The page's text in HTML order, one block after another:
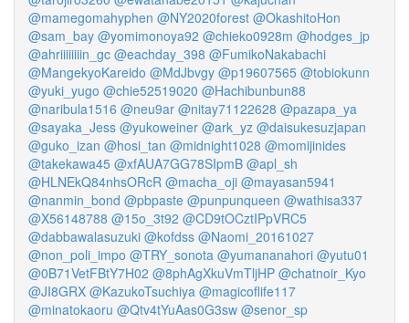
@mamegomahyphen @NY2020forest @OkashitoHon
@sam_bay @yomimonoya92 @chieko0928m @hodges_jp
@ahriiiiiiiin_gc @eachday_398 @FumikoNakabachi
@MangekyoKareido @MdJbvgy @p19607565 @tobiokunn
@yuki_yugo @chie52519020 @Hachibunbun88
@naribula1516 @neu9ar @nitay71122628 @pazapa_ya
@sayaka_Jess @yukoweiner @ark_yz @daisukesuzjapan
@guko_izan @hosi_tan @midnight1028 @momijinides
@takekawa45 @xfAUA7GG78SIpmB @apl_sh
@HLNEkQ84nhsORcR @macha_oji @mayasan5941
@nanmin_bond @pbpaste @punpunqueen @wathisa337
@X56148788 @15o_3t92 @CD9tOCztIPpVRC5
@dabbawalasuzuki @kofdss @Naomi_20161027
@non_poli_impo @TRY_sonota @yumananahori @yutu01
@0B71VetFBtY7H02 @8phAgXkuVmTljHP @chatnoir_Kyo
@JI8GRX @KazukoTsuchiya @magicoflife117
@minatokaoru @Qtv4tYuAas0G3sw @senor_sp